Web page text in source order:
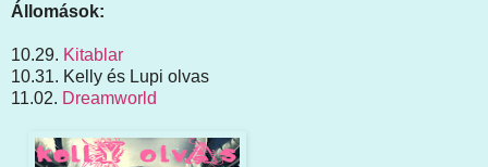
Állomások:
10.29. Kitablar
10.31. Kelly és Lupi olvas
11.02. Dreamworld